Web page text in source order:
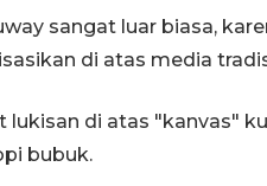
sangat luar biasa,
di atas media
di atas "kanvas"
bubuk.